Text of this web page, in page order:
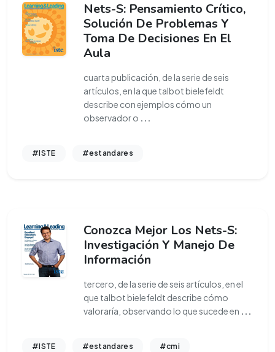
Nets-S: Pensamiento Crítico,
Solución De Problemas Y
Toma De Decisiones En El
Aula
cuarta publicación, de la serie de seis
artículos, en la que talbot bielefeldt
describe con ejemplos cómo un
observador o ...
#ISTE #estandares
Conozca Mejor Los Nets-S:
Investigación Y Manejo De
Información
tercero, de la serie de seis artículos, en el
que talbot bielefeldt describe cómo
valoraría, observando lo que sucede en ...
#ISTE #estandares #cmi